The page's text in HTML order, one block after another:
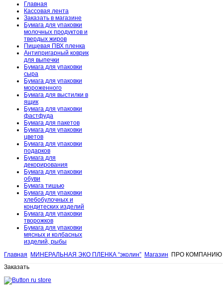
Главная
Кассовая лента
Заказать в магазине
Бумага для упаковки
молочных продуктов и
твердых жиров
Пищевая ПВХ пленка
Антипригарный коврик
для выпечки
Бумага для упаковки
сыра
Бумага для упаковки
мороженного
Бумага для выстилки в
ящик
Бумага для упаковки
фастфуда
Бумага для пакетов
Бумага для упаковки
цветов
Бумага для упаковки
подарков
Бумага для
декорирования
Бумага для упаковки
обуви
Бумага тишью
Бумага для упаковки
хлебобулочных и
кондитеских изделий
Бумага для упаковки
творожков
Бумага для упаковки
мясных и колбасных
изделий, рыбы
Главная
МИНЕРАЛЬНАЯ ЭКО ПЛЕНКА “эколин” Магазин
ПРО КОМПАНИЮ
Заказать